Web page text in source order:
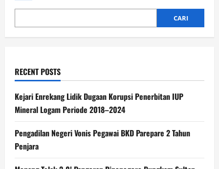
CARI
RECENT POSTS
Kejari Enrekang Lidik Dugaan Korupsi Penerbitan IUP
Mineral Logam Periode 2018–2024
Pengadilan Negeri Vonis Pegawai BKD Parepare 2 Tahun
Penjara